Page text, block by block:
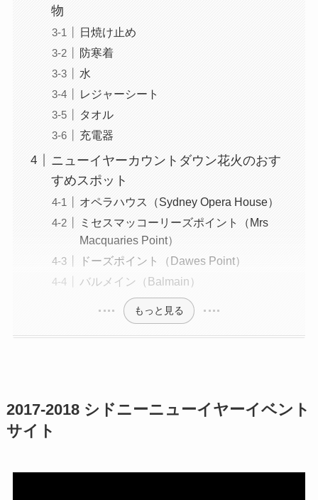
物
日焼け止め
防寒着
水
レジャーシート
タオル
充電器
ニューイヤーカウントダウン花火のおす
すめスポット
オペラハウス（Sydney Opera House）
ミセスマッコーリーズポイント（Mrs
Macquaries Point）
ドーズポイント（Dawes Point）
バルメイン（Balmain）
もっと見る
2017-2018 シドニーニューイヤーイベント
サイト